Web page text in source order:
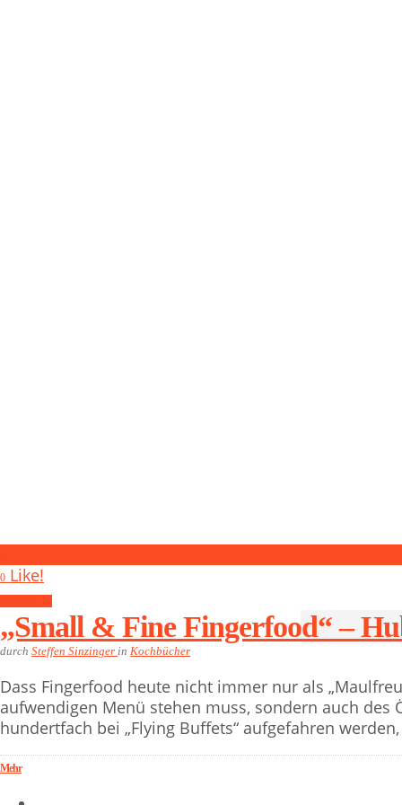
0 Like!
„Small & Fine Fingerfood“ –
durch Steffen Sinzinger in Kochbücher
­­Dass Fingerfood heute nicht immer nur als
aufwendigen Menü stehen muss, sondern auch des
hundertfach bei „Flying Buffets“ aufgefahren
Mehr